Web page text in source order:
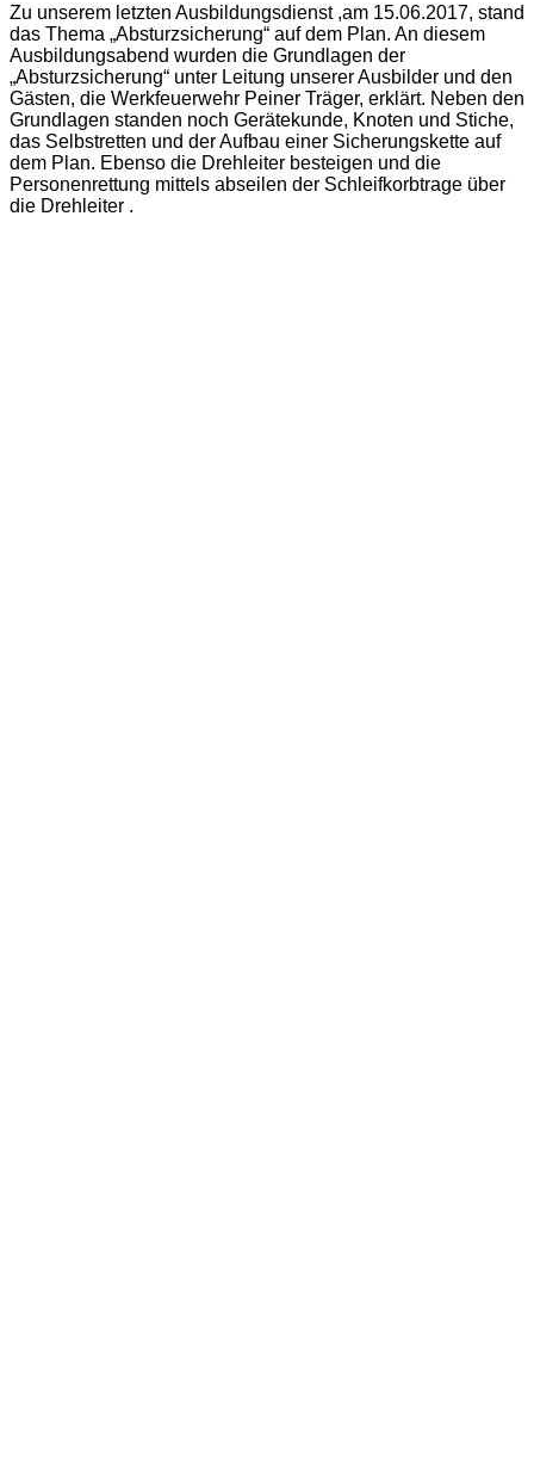
Zu unserem letzten Ausbildungsdienst ,am 15.06.2017, stand
das Thema „Absturzsicherung“ auf dem Plan. An diesem
Ausbildungsabend wurden die Grundlagen der
„Absturzsicherung“ unter Leitung unserer Ausbilder und den
Gästen, die Werkfeuerwehr Peiner Träger, erklärt. Neben den
Grundlagen standen noch Gerätekunde, Knoten und Stiche,
das Selbstretten und der Aufbau einer Sicherungskette auf
dem Plan. Ebenso die Drehleiter besteigen und die
Personenrettung mittels abseilen der Schleifkorbtrage über
die Drehleiter .